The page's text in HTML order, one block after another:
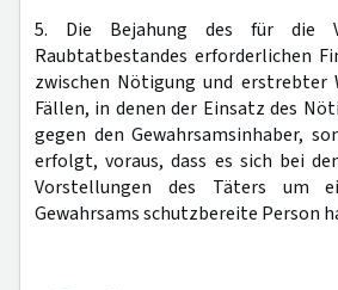
5. Die Bejahung des für die
Raubtatbestandes erforderlichen
zwischen Nötigung und erstrebter
Fällen, in denen der Einsatz des
gegen den Gewahrsamsinhaber,
erfolgt, voraus, dass es sich bei
Vorstellungen des Täters um
Gewahrsams schutzbereite Person